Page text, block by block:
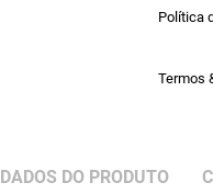
Política
Termos
DADOS DO PRODUTO